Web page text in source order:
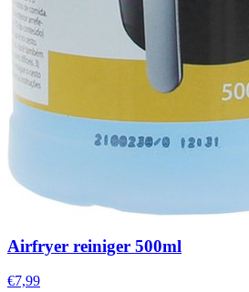
Airfryer reiniger 500ml
€7,99